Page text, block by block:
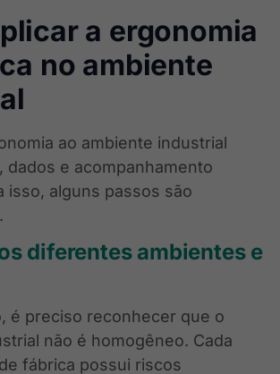
a ergonomia
no ambiente
ao ambiente industrial
dados e acompanhamento
isso, alguns passos são
diferentes ambientes e
é preciso reconhecer que o
não é homogêneo. Cada
fábrica possui riscos